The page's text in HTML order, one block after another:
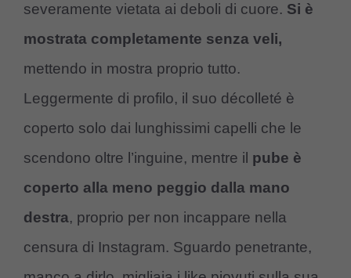
severamente vietata ai deboli di cuore. Si è
mostrata completamente senza veli,
mettendo in mostra proprio tutto.
Leggermente di profilo, il suo décolleté è
coperto solo dai lunghissimi capelli che le
scendono oltre l’inguine, mentre il pube è
coperto alla meno peggio dalla mano
destra, proprio per non incappare nella
censura di Instagram. Sguardo penetrante,